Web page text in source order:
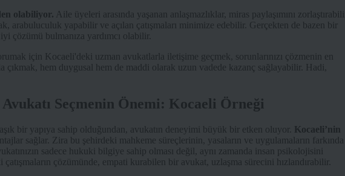
olabiliyor. Aile üyeleri arasında yaşanan anlaşmazlıklar, miras paylaşımını zorlaştırabilir.
arabuluculuk yapabilir ve açılan çatışmaları minimize edebilir. Gerçekten de bazen bir
çözümü bulmanıza yardımcı olabilir.
için Kocaeli'deki uzman avukatlarla iletişime geçmek, sorunlarınızı çözmenin en
hem duygusal hem de maddi olarak uzun vadede kazanç sağlayabilir. Hadi,
Seçmenin Önemi: Kocaeli Örneği
bir yapıya sahip olduğundan, avukatın deneyimi büyük bir etken oluyor.
Kocaeli’nin
sağlar. Zira bu şehirdeki mahkeme süreçlerinin, yasaların ve uygulamaların farkında
sadece hukuki bilgiye sahip olması değil, aynı zamanda insan psikolojisini
çözümünde, empati kurabilen bir avukat, uzlaşma sürecini hızlandırabilir.